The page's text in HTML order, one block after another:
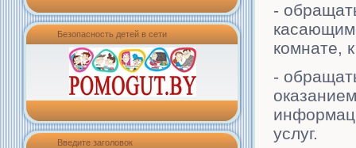
Безопасность детей в сети
Введите заголовок
-
комнате,
-
услуг.